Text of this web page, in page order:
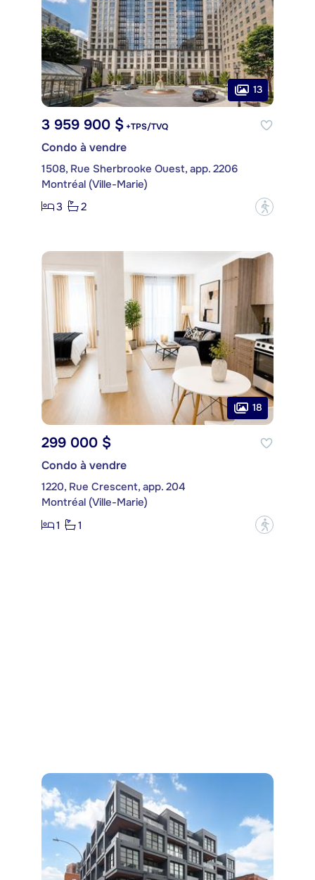
13
3 959 900 $ +TPS/TVQ
Condo à vendre
1508, Rue Sherbrooke Ouest, app. 2206
Montréal (Ville-Marie)
3
2 ?
18
299 000 $
Condo à vendre
1220, Rue Crescent, app. 204
Montréal (Ville-Marie)
1
1 ?